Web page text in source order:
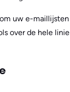
uw e-maillijsten
over de hele linie